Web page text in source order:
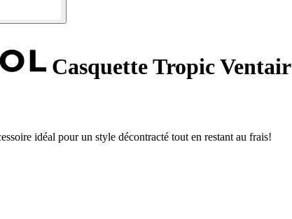
Casquette Tropic Ventair
idéal pour un style décontracté tout en restant au frais!